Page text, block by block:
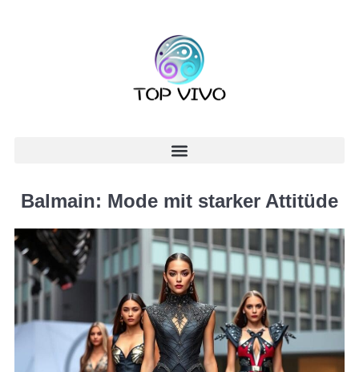
Balmain: Mode mit starker Attitüde